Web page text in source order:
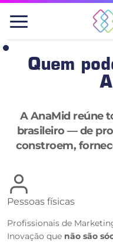
Pular
para
conteúdo
Quem
A AnaMid reúne
brasileiro — de
constroem,
Pessoas físicas
Profissionais de
Inovação que não são